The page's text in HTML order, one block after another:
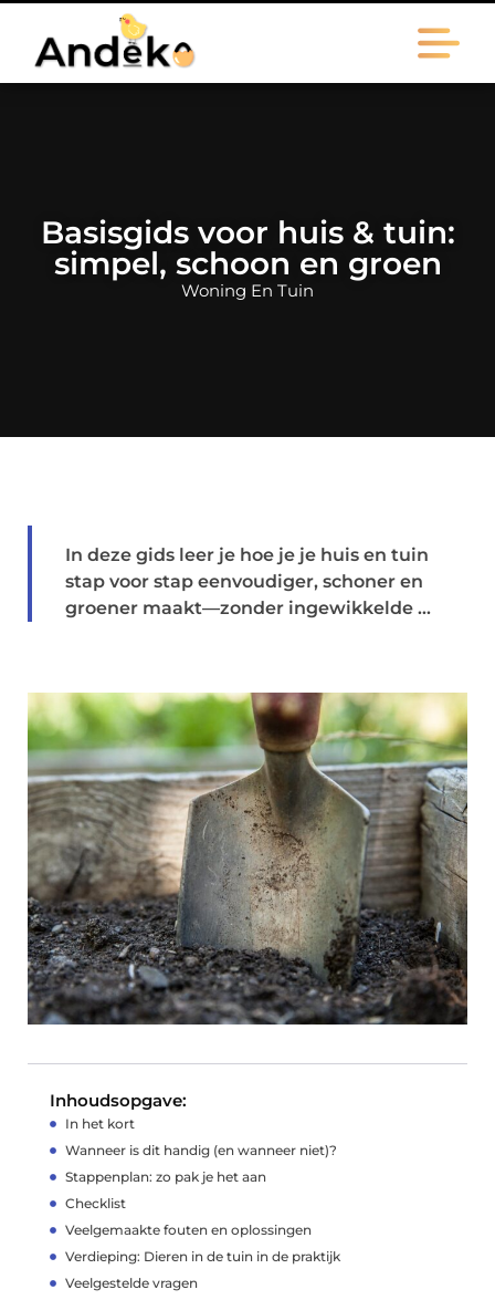
Basisgids voor huis & tuin:
simpel, schoon en groen
Woning En Tuin
In deze gids leer je hoe je je huis en tuin
stap voor stap eenvoudiger, schoner en
groener maakt—zonder ingewikkelde ...
Inhoudsopgave:
In het kort
Wanneer is dit handig (en wanneer niet)?
Stappenplan: zo pak je het aan
Checklist
Veelgemaakte fouten en oplossingen
Verdieping: Dieren in de tuin in de praktijk
Veelgestelde vragen